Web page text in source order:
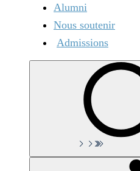
Alumni
Nous soutenir
Admissions